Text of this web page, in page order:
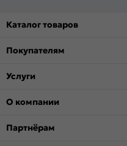
Каталог товаров
Покупателям
Услуги
О компании
Партнёрам